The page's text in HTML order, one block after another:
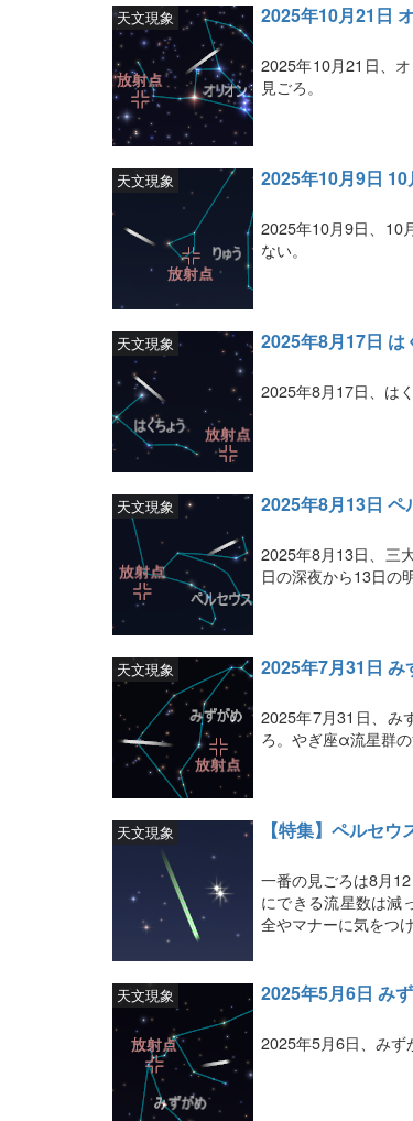
2025年10月21日
天文現象
2025年10月21日、
見ごろ。
2025年10月9日
天文現象
2025年10月9日、10
ない。
2025年8月17日 は
天文現象
2025年8月17日、は
2025年8月13日 ペ
天文現象
2025年8月13日、三
日の深夜から13日の
2025年7月31日
天文現象
2025年7月31日、み
ろ。やぎ座α流星群
【特集】ペルセウ
天文現象
一番の見ごろは8月
にできる流星数は減
全やマナーに気をつ
2025年5月6日 み
天文現象
2025年5月6日、みず